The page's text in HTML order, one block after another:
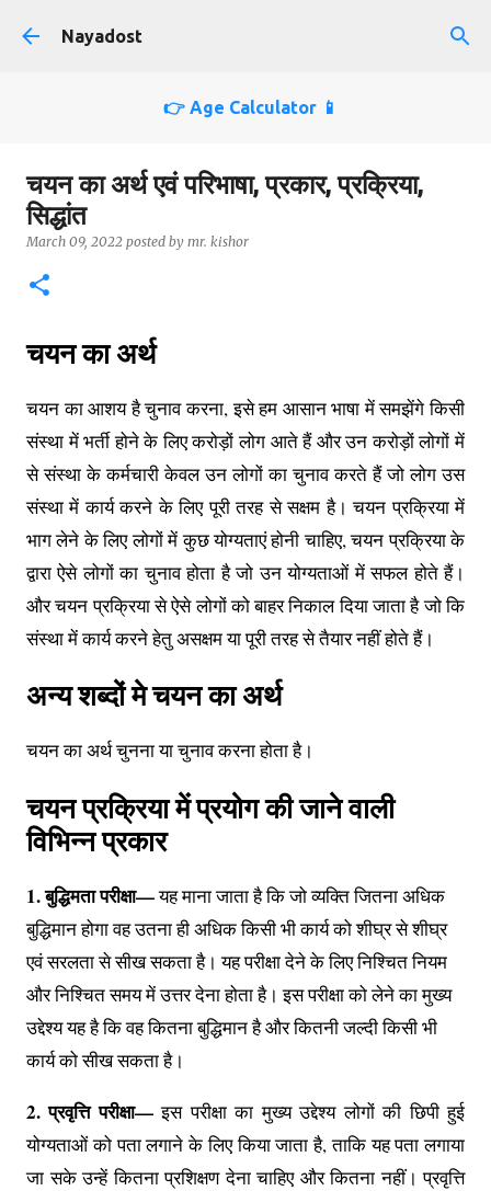
Nayadost
👉 Age Calculator 📱
चयन का अर्थ एवं परिभाषा, प्रकार, प्रक्रिया,
सिद्धांत
March 09, 2022 posted by mr. kishor
चयन का अर्थ
चयन का आशय है चुनाव करना, इसे हम आसान भाषा में समझेंगे किसी
संस्था में भर्ती होने के लिए करोड़ों लोग आते हैं और उन करोड़ों लोगों में
से संस्था के कर्मचारी केवल उन लोगों का चुनाव करते हैं जो लोग उस
संस्था में कार्य करने के लिए पूरी तरह से सक्षम है। चयन प्रक्रिया में
भाग लेने के लिए लोगों में कुछ योग्यताएं होनी चाहिए, चयन प्रक्रिया के
द्वारा ऐसे लोगों का चुनाव होता है जो उन योग्यताओं में सफल होते हैं।
और चयन प्रक्रिया से ऐसे लोगों को बाहर निकाल दिया जाता है जो कि
संस्था में कार्य करने हेतु असक्षम या पूरी तरह से तैयार नहीं होते हैं।
अन्य शब्दों मे चयन का अर्थ
चयन का अर्थ चुनना या चुनाव करना होता है।
चयन प्रक्रिया में प्रयोग की जाने वाली
विभिन्न प्रकार
1. बुद्धिमता परीक्षा—यह माना जाता है कि जो व्यक्ति जितना अधिक
बुद्धिमान होगा वह उतना ही अधिक किसी भी कार्य को शीघ्र से शीघ्र
एवं सरलता से सीख सकता है। यह परीक्षा देने के लिए निश्चित नियम
और निश्चित समय में उत्तर देना होता है। इस परीक्षा को लेने का मुख्य
उद्देश्य यह है कि वह कितना बुद्धिमान है और कितनी जल्दी किसी भी
कार्य को सीख सकता है।
2. प्रवृत्ति परीक्षा—इस परीक्षा का मुख्य उद्देश्य लोगों की छिपी हुई
योग्यताओं को पता लगाने के लिए किया जाता है, ताकि यह पता लगाया
जा सके उन्हें कितना प्रशिक्षण देना चाहिए और कितना नहीं। प्रवृत्ति